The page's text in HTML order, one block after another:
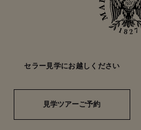
セラー見学にお越しください
見学ツアーご予約
見学ツアーご予約